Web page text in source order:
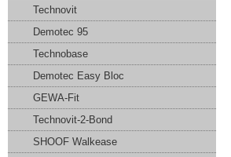
Technovit
Demotec 95
Technobase
Demotec Easy Bloc
GEWA-Fit
Technovit-2-Bond
SHOOF Walkease